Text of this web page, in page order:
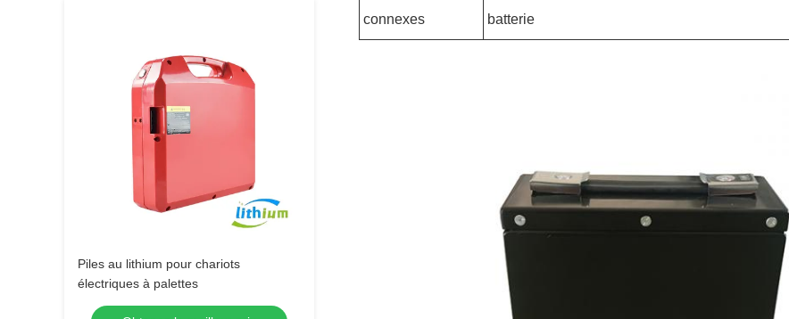
Piles au lithium pour chariots
électriques à palettes
connexes batterie